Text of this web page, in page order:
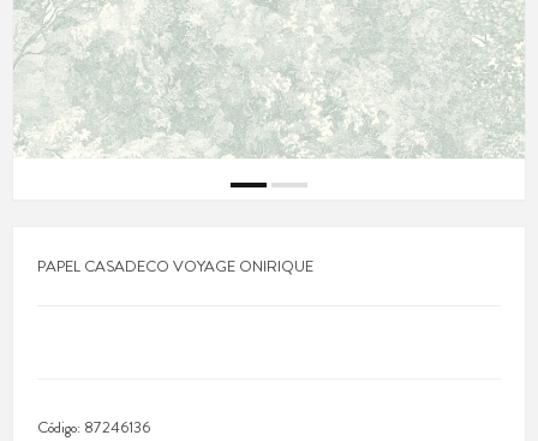
PAPEL CASADECO VOYAGE ONIRIQUE
Código: 87246136